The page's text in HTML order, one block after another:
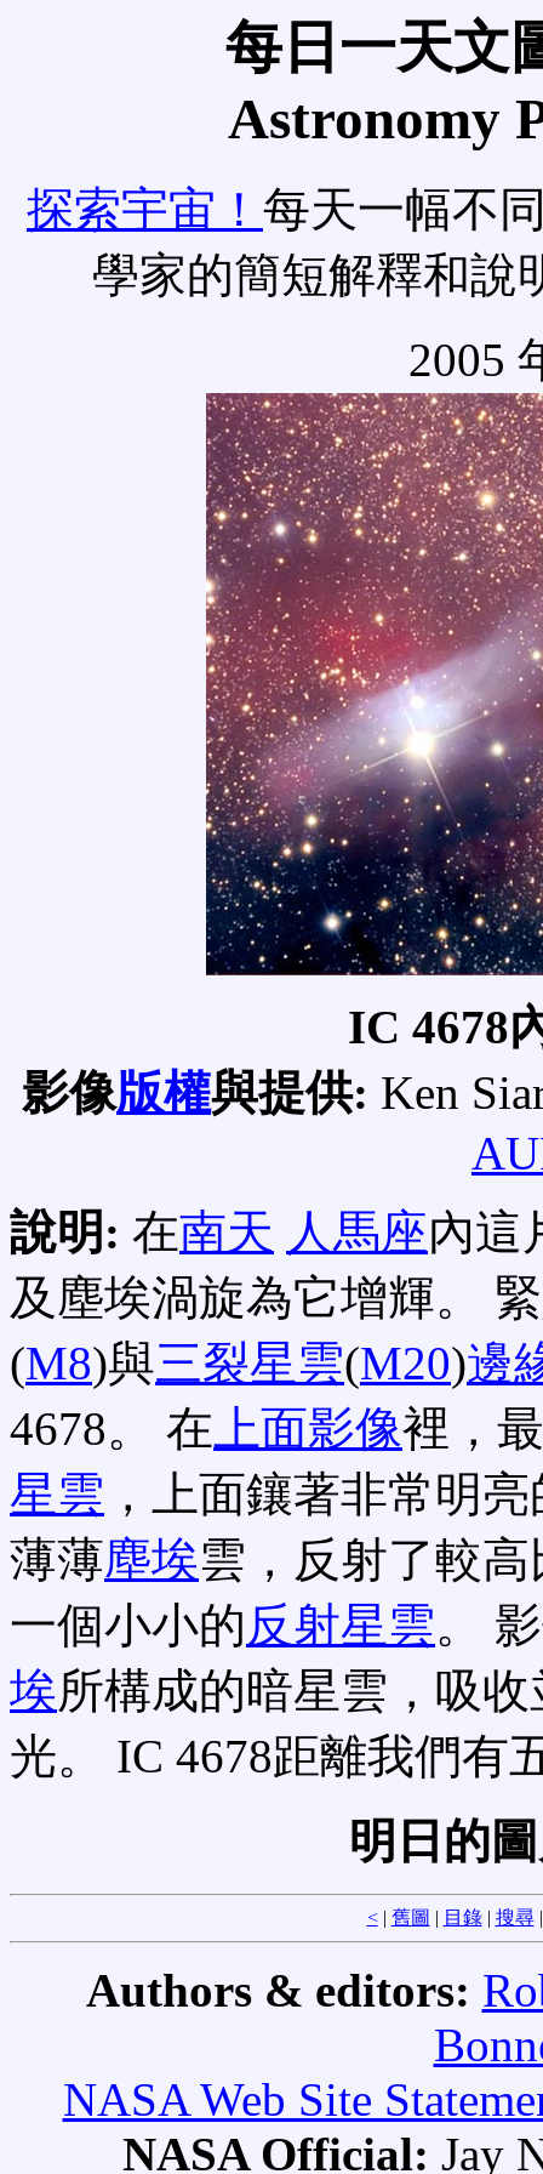
每日一天文
Astronomy
探索宇宙！ 每天一幅不
學家的簡短解釋和說
2005
IC 4678
影像版權與提供: Ken
說明: 在南天 人馬座內這
及塵埃渦旋為它增輝。
(M8)與三裂星雲(M20)邊
4678。 在 上面影像裡，
星雲 ，上面鑲著非常明
薄薄塵埃雲，反射了較
一個小小的反射星雲。
埃所構成的暗星雲，吸
光。 IC 4678距離我們有
明日的
<| 舊圖 | 目錄| 搜尋
Authors & editors:
NASA Web Site
NASA Official: Jay